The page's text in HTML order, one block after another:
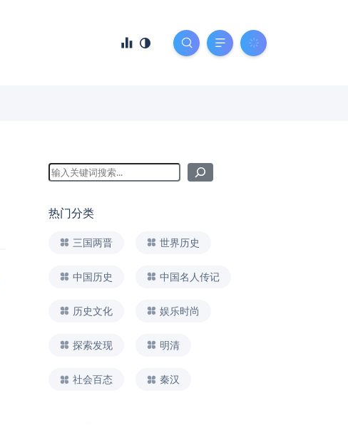
热门分类
三国两晋 世界历史
中国历史 中国名人传记
历史文化 娱乐时尚
探索发现 明清
社会百态 秦汉